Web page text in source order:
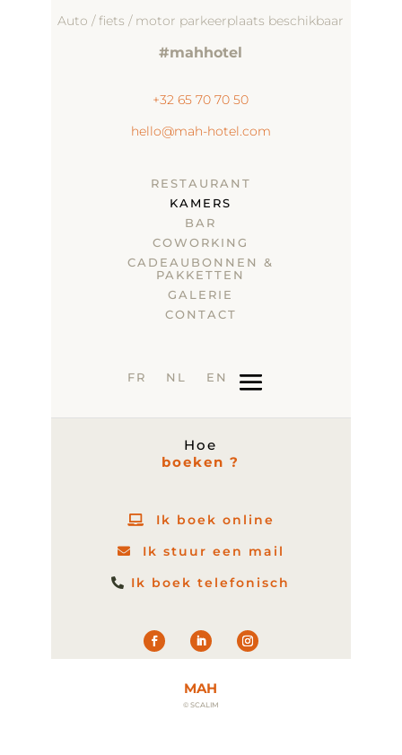
Auto / fiets / motor parkeerplaats beschikbaar
#mahhotel
+32 65 70 70 50
hello@mah-hotel.com
RESTAURANT
KAMERS
BAR
COWORKING
CADEAUBONNEN &
PAKKETTEN
GALERIE
CONTACT
FR NL EN
Hoe
boeken ?
Ik boek online
Ik stuur een mail
Ik boek telefonisch
MAH
© SCALIM